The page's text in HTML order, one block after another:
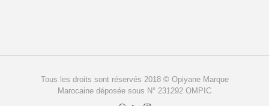
Tous les droits sont réservés 2018 © Opiyane Marque
Marocaine déposée sous N° 231292 OMPIC